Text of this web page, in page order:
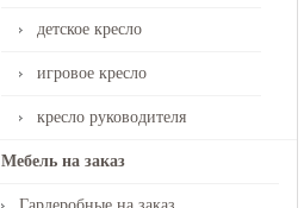
детское кресло
игровое кресло
кресло руководителя
Мебель на заказ